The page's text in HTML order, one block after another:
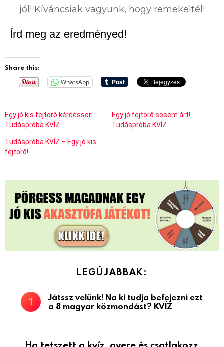
jól! Kíváncsiak vagyunk, hogy remekeltél!
Írd meg az eredményed!
Share this:
WhatsApp
Egy jó kis fejtörő kérdéssor!
Tudáspróba KVÍZ
Egy jó fejtörő sosem árt!
Tudáspróba KVÍZ
Tudáspróba KVÍZ – Egy jó kis
fejtörő!
LEGÚJABBAK:
Játssz velünk! Na ki tudja befejezni ezt
a 8 magyar közmondást? KVÍZ